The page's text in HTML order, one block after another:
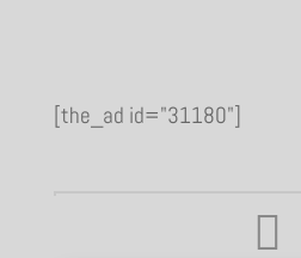
[the_ad id="31180"]
